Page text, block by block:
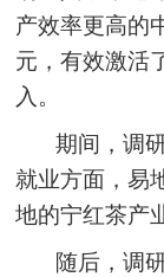
产效率更高的
元，有效激活
入。
期间，调
就业方面，易
地的宁红茶产
随后，调